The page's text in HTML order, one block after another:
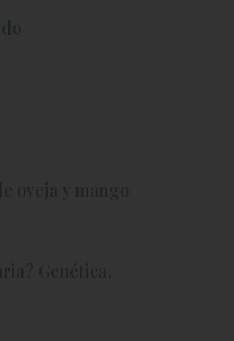
oveja y mango
Genética,